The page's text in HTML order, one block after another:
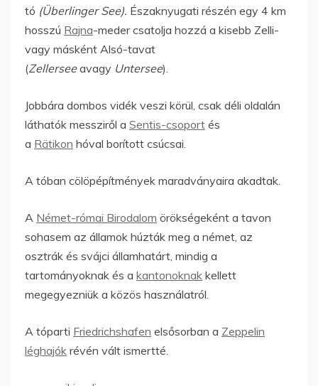
tó (Überlinger See). Északnyugati részén egy 4 km
hosszú Rajna-meder csatolja hozzá a kisebb Zelli-
vagy másként Alsó-tavat
(Zellerseeavagy Untersee).
Jobbára dombos vidék veszi körül, csak déli oldalán
láthatók messziről a Sentis-csoport és
a Rätikon hóval borított csúcsai.
A tóban cölöpépítmények maradványaira akadtak.
A Német-római Birodalom örökségeként a tavon
sohasem az államok húzták meg a német, az
osztrák és svájci államhatárt, mindig a
tartományoknak és a kantonoknak kellett
megegyezniük a közös használatról.
A tóparti Friedrichshafen elsősorban a Zeppelin
léghajók révén vált ismertté.